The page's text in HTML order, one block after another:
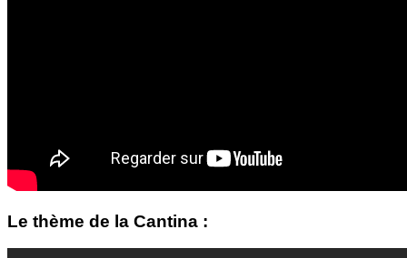
Le thème de la Cantina :